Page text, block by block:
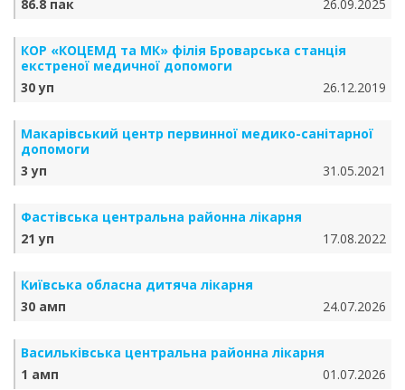
86.8 пак
26.09.2025
КОР «КОЦЕМД та МК» філія Броварська станція
екстреної медичної допомоги
30 уп
26.12.2019
Макарівський центр первинної медико-санітарної
допомоги
3 уп
31.05.2021
Фастівська центральна районна лікарня
21 уп
17.08.2022
Київська обласна дитяча лікарня
30 амп
24.07.2026
Васильківська центральна районна лікарня
1 амп
01.07.2026